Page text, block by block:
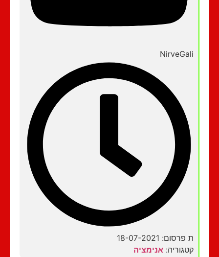
NirveGali
ת פרסום: 18-07-2021
קטגוריה:אנימציה